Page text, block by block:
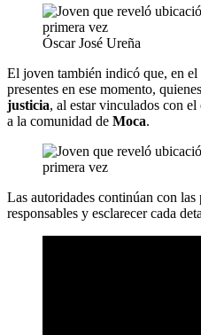
Óscar José Ureña
El joven también indicó que, en el
presentes en ese momento,
justicia, al estar vinculados con
a la comunidad de Moca.
Las autoridades continúan con las
responsables y esclarecer cada